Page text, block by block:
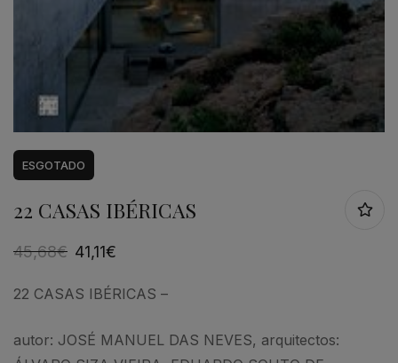
ESGOTADO
22 CASAS IBÉRICAS
45,68€ 41,11€
22 CASAS IBÉRICAS –
autor: JOSÉ MANUEL DAS NEVES, arquitectos: